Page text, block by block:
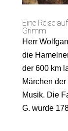
Eine Reise
Grimm
Herr
die
der 600 km
Märchen
Musik. Die
G. wurde